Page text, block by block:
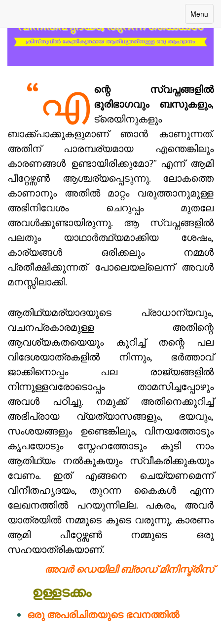
Toggle
Menu
“എ ന്റെ സ്വപ്നങ്ങളിൽ
ഭൂരിഭാഗവും ബസുകളും,
ട്രെയിനുകളും
ബാക്ക്പാക്കുകളുമാണ് ഞാൻ കാണുന്നത്.
അതിന് പാരമ്പര്യമായ എന്തെങ്കിലും
കാരണങ്ങൾ ഉണ്ടായിരിക്കുമോ?” എന്ന് ആമി
പീറ്റേഴ്സൺ ആശ്ചര്യപ്പെടുന്നു. ലോകത്തെ
കാണാനും അതിൽ മാറ്റം വരുത്താനുമുള്ള
അഭിനിവേശം ചെറുപ്പം മുതലേ
അവൾക്കുണ്ടായിരുന്നു. ആ സ്വപ്നങ്ങളിൽ
പലതും യാഥാർത്ഥ്യമാക്കിയ ശേഷം,
കാര്യങ്ങൾ ഒരിക്കലും നമ്മൾ
പ്രതീക്ഷിക്കുന്നത് പോലെയല്ലെന്ന് അവൾ
മനസ്സിലാക്കി.
ആതിഥ്യമര്യാദയുടെ പ്രാധാന്യവും,
വചനപ്രകാരമുള്ള അതിന്റെ
ആവശ്യകതയെയും കുറിച്ച് തന്റെ പല
വിദേശയാത്രകളിൽ നിന്നും, ഭർത്താവ്
ജാക്കിനൊപ്പം പല രാജ്യങ്ങളിൽ
നിന്നുള്ളവരോടൊപ്പം താമസിച്ചപ്പോഴും
അവൾ പഠിച്ചു. നമുക്ക് അതിനെക്കുറിച്ച്
അഭിപ്രായ വ്യത്യാസങ്ങളും, ഭയവും,
സംശയങ്ങളും ഉണ്ടെങ്കിലും, വിനയത്തോടും
കൃപയോടും സ്നേഹത്തോടും കൂടി നാം
ആതിഥ്യം നൽകുകയും സ്വീകരിക്കുകയും
വേണം. ഇത് എങ്ങനെ ചെയ്യണമെന്ന്
വിനീതഹൃദയം, തുറന്ന കൈകൾ എന്ന
ലേഖനത്തിൽ പറയുന്നില്ല. പകരം, അവർ
യാത്രയിൽ നമ്മുടെ കൂടെ വരുന്നു, കാരണം
ആമി പീറ്റേഴ്സൺ നമ്മുടെ ഒരു
സഹയാത്രികയാണ്.
അവർ ഡെയിലി ബ്രാഡ് മിനിസ്ട്രിസ്
ഉള്ളടക്കം
ഒരു അപരിചിതയുടെ ഭവനത്തിൽ